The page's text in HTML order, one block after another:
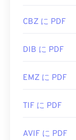
CBZ に PDF
DIB に PDF
EMZ に PDF
TIF に PDF
AVIF に PDF